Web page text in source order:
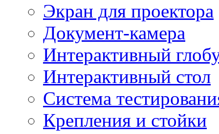
Экран для проектора
Документ-камера
Интерактивный
Интерактивный стол
Система
Крепления и стойки